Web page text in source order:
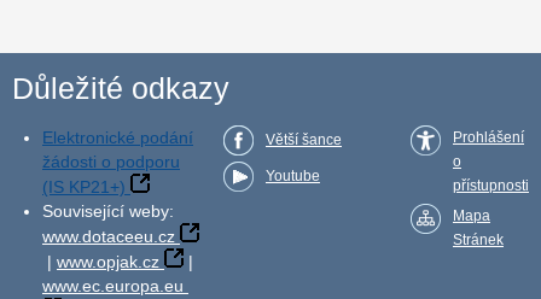
Důležité odkazy
Elektronické podání
žádosti o podporu
(IS KP21+)
Související weby:
www.dotaceeu.cz
| www.opjak.cz
|
www.ec.europa.eu
Větší šance
Youtube
Prohlášení
o
přístupnosti
Mapa
Stránek